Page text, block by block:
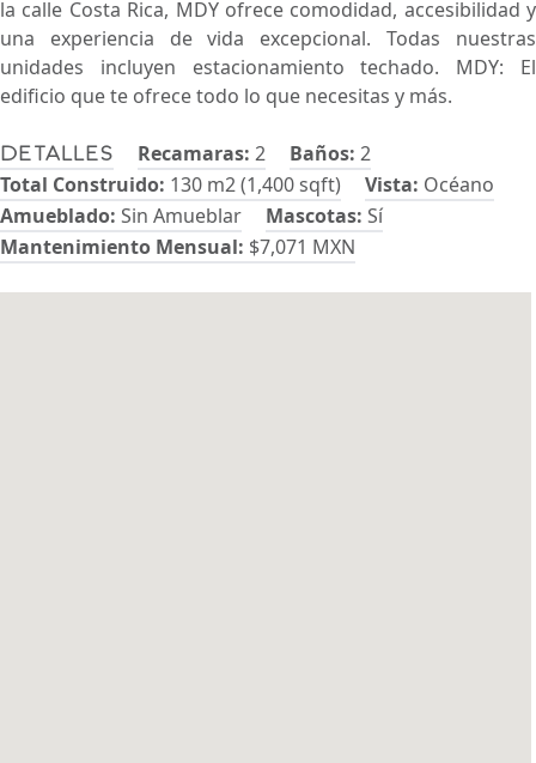
Detalles Recamaras: 2 Baños: 2
Total Construido: 130 m2 (1,400 sqft) Vista: Océano
Amueblado: Sin Amueblar Mascotas: Sí
Mantenimiento Mensual: $7,071 MXN
la calle Costa Rica, MDY ofrece comodidad, accesibilidad y
una experiencia de vida excepcional. Todas nuestras
unidades incluyen estacionamiento techado. MDY: El
edificio que te ofrece todo lo que necesitas y más.